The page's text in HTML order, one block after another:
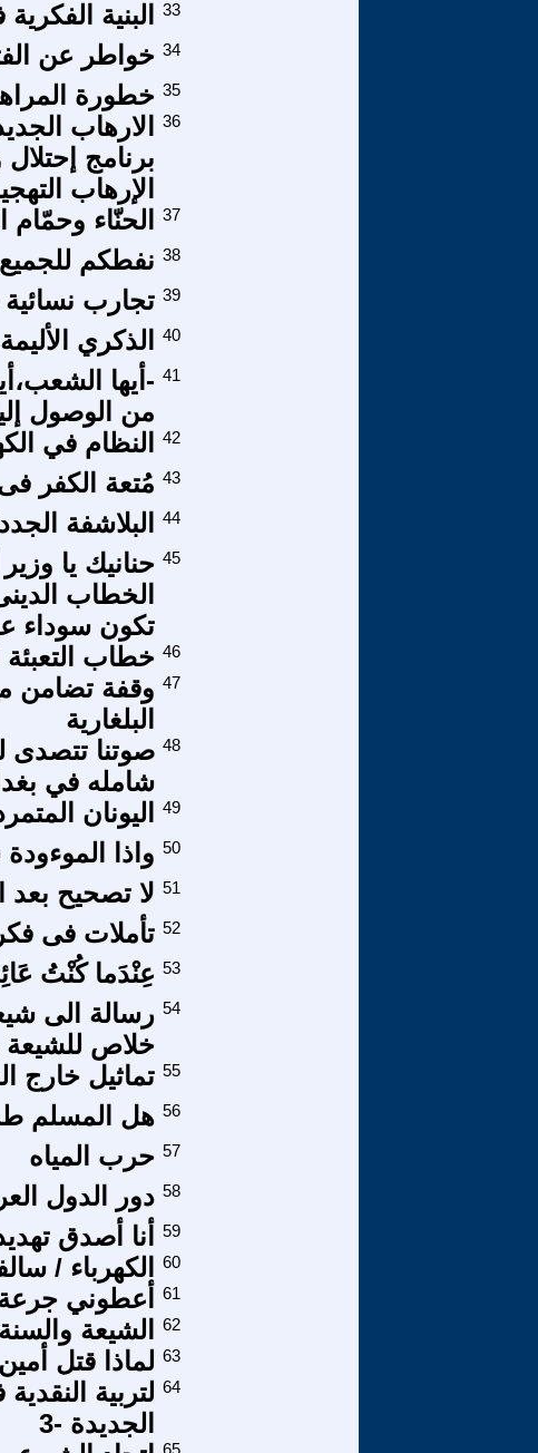
البنية 33
خواطر عن 34
خطورة 35
الارهاب
برنامج
الإرهاب
36
الحنّاء 37
نفطكم 38
تجارب نسائية 39
الذكري الأليمة لنكبة 23 40
-أيها
من الوصول
41
النظام في 42
مُتعة الكفر 43
البلاشفة 44
حنانيك يا
الخطاب
تكون سوداء
45
خطاب التعبئة 46
وقفة تضامن
البلغارية
47
صوتنا تتصدى
شامله في
48
اليونان 49
واذا 50
لا تصحيح بعد 51
تأملات فى 52
عِنْدَما كُنْتُ 53
رسالة الى
خلاص للشيعة
54
تماثيل خارج 55
هل المسلم 56
حرب المياه 57
دور الدول 58
أنا أصدق
59
الكهرباء /
60
أعطوني
61
الشيعة
62
لماذا قتل 63
لتربية
الجديدة -3
64
65